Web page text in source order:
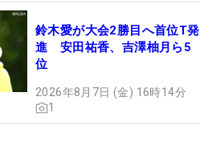
鈴木愛が大会2勝目へ首位T発
進 安田祐香、吉澤柚月ら5
位
2026年8月7日 (金) 16時14分
1